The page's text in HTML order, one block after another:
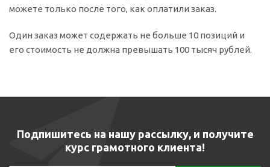
можете только после того, как оплатили заказ.
Один заказ может содержать не больше 10 позиций и
его стоимость не должна превышать 100 тысяч рублей.
Подпишитесь на нашу рассылку, и получите
курс грамотного клиента!